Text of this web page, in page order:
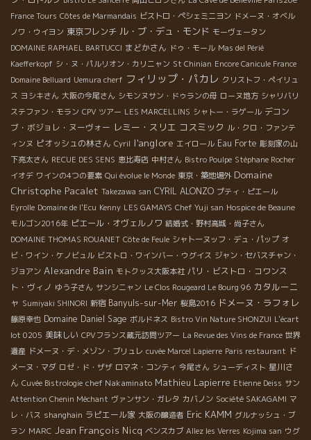
France Tours Côtes de Marmandais ビストロ・ペシェミニヨン ドメーヌ・オベル
ノワ・ウイヨン 東京フレンチ ル・ブ・デュ・モンド モーヴェータン
DOMAINE RAPHAEL BARTUCCI まどかさん ドゥ・モール Mas del Périé
Kaefferkopf シ・ヌ・パルリオン・カリニャン St Chinian Encore Canicule France
Domaine Belluard Uemura cherf フィリップ・パカレ クリストフ・ペイリュ
ス ヨシキさん 大阪の今尾さん シモンヌサン・ドゥランの母 ローヌ地方 シャリバリ
ステファン・モラン CPV ツアー LES MARCELLINS シャトー・ラゲール デコン
ブ・ボジョレ・ヌーヴォー レミー・スリエ コスミック ル・クロ・ファンテ
ィンヌ ピオッシュの林さん Cyril l'anglore エイロール Eau Forte 彫刻家の山
下亮太さん RECUE DES SENS 恵比寿店 中村さん Bistro Poulpe Stéphane Rocher
イオデ ワインの4つの要素 Qui évolue le Monde 東京・築地場外 Domaine
Christophe Pacalet Takezawa san CYRIL ALONZO プティ・ピエール
Eyrolle Domaine de l'Ecu Kenny LES GAMAYS Chef Yuji san Hospice de Beaune
モルゴン2016年 ピエール・オヴェルノワ 結婚式・野村高城・尚子さん
DOMAINE THOMAS ROUANET Côte de Feule シャトーヌッフ・デュ・パップ オ
ビ・ワイン・ケノビュル ビストロ・ワインバー・ウグイス ジャン・セバスチャン・
ジョアン Alexandre Bain モトクッス大阪本社 パリ・ビストロ・コワンス
ト・ヴィノ ゆう子さん サンシニャン Le Clos Rougeard Le Bourg 96 カタルーニ
ャ Sumiyaki SHINORI 新宿 Banyuls-sur-Mer 桜島2016 ドメーヌ・ラフォレ
藤原幸也 Domaine Daniel Sage ボルドネス Bistro Vin Nature SHONZUI L'écart
lot 0205 美味しい CPVフランス蔵元訪問ツアー La Revue des Vins de France 世界
遺産 ドメーヌ・デ・メゾン・ブリュレ cuvée Marcel Lapierre Paris restaurant ド
メーヌ・マダ ロゼ・ド・ザザ ロマネ・コンティ 今尾さん シューディスト 星川さ
ん Cuvée Bistrologie chef Nakaminato Mathieu Lapierre Etienne Deiss サン
Attention Chenin Méchant ヴァンサン・ガレタ カバノン Société SAKAGAMI マ
レ・バス shanghain ラピエール家 大阪の醸造者 Eric KAMM グルナッシュ・ブ
ラン MARC Jean François Nicq ベンスカブ Allez les Verres Kojima san ウグ